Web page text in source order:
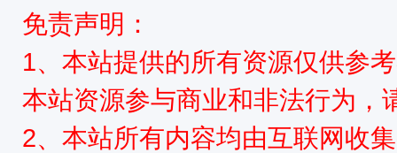
免责声明：
1、本站提供的所有资源仅供参
本站资源参与商业和非法行为，
2、本站所有内容均由互联网收